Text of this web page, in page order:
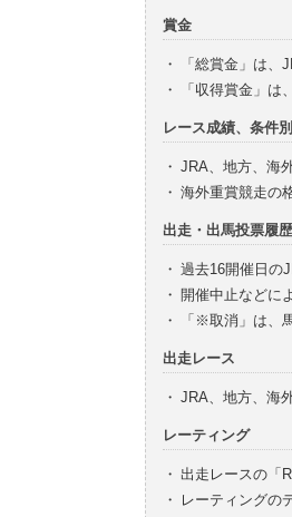
賞金
・
「総賞金」は
・
「収得賞金」
レース成績、条件
・ JRA、地方、海
・ 海外重賞競走の
出走・出馬投票履歴
・ 過去16開催日の
・ 開催中止などに
・
「※取消」は、
出走レース
・ JRA、地方、海
レーティング
・ 出走レースの「
・
レーティングの